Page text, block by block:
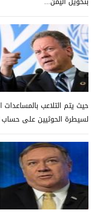
حيث يتم التلاعب
لسيطرة الحوثيين على حساب